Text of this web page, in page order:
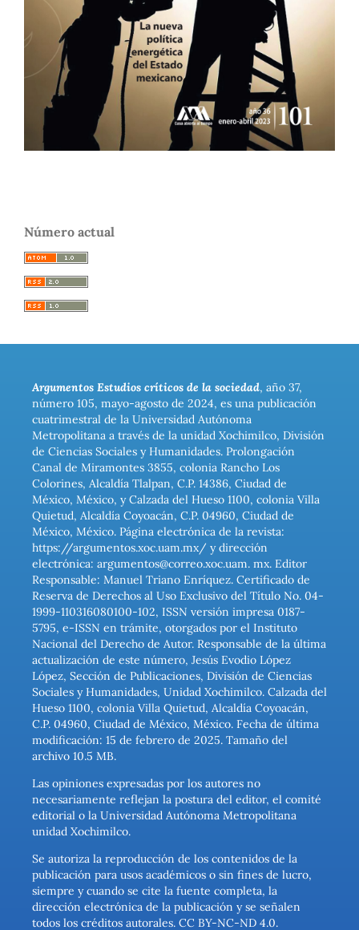
Número actual
Argumentos Estudios críticos de la sociedad, año 37,
número 105, mayo-agosto de 2024, es una publicación
cuatrimestral de la Universidad Autónoma
Metropolitana a través de la unidad Xochimilco, División
de Ciencias Sociales y Humanidades. Prolongación
Canal de Miramontes 3855, colonia Rancho Los
Colorines, Alcaldía Tlalpan, C.P. 14386, Ciudad de
México, México, y Calzada del Hueso 1100, colonia Villa
Quietud, Alcaldía Coyoacán, C.P. 04960, Ciudad de
México, México. Página electrónica de la revista:
https://argumentos.xoc.uam.mx/ y dirección
electrónica: argumentos@correo.xoc.uam. mx. Editor
Responsable: Manuel Triano Enríquez. Certificado de
Reserva de Derechos al Uso Exclusivo del Título No. 04-
1999-110316080100-102, ISSN versión impresa 0187-
5795, e-ISSN en trámite, otorgados por el Instituto
Nacional del Derecho de Autor. Responsable de la última
actualización de este número, Jesús Evodio López
López, Sección de Publicaciones, División de Ciencias
Sociales y Humanidades, Unidad Xochimilco. Calzada del
Hueso 1100, colonia Villa Quietud, Alcaldía Coyoacán,
C.P. 04960, Ciudad de México, México. Fecha de última
modificación: 15 de febrero de 2025. Tamaño del
archivo 10.5 MB.
Las opiniones expresadas por los autores no
necesariamente reflejan la postura del editor, el comité
editorial o la Universidad Autónoma Metropolitana
unidad Xochimilco.
Se autoriza la reproducción de los contenidos de la
publicación para usos académicos o sin fines de lucro,
siempre y cuando se cite la fuente completa, la
dirección electrónica de la publicación y se señalen
todos los créditos autorales. CC BY-NC-ND 4.0.